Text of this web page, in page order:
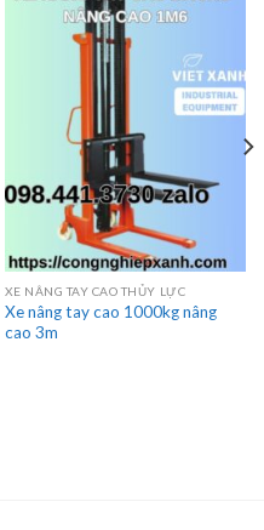
XE NÂNG TAY CAO THỦY LỰC
Xe nâng tay cao 1000kg nâng
cao 3m